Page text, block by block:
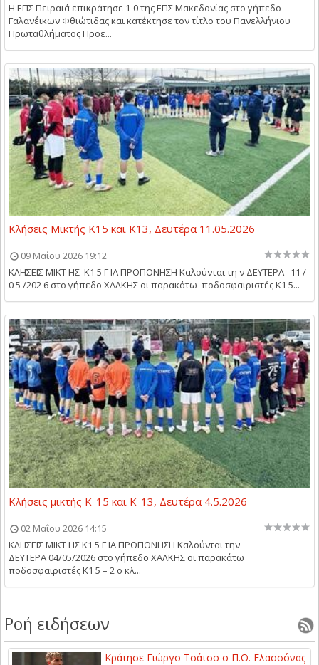
Η ΕΠΣ Πειραιά επικράτησε 1-0 της ΕΠΣ Μακεδονίας στο γήπεδο
Γαλανέικων Φθιώτιδας και κατέκτησε τον τίτλο του Πανελλήνιου
Πρωταθλήματος Προε...
Κλήσεις Μικτής Κ15 και Κ13, Δευτέρα 11.05.2026
09 Μαΐου 2026 19:12
ΚΛΗΣΕΙΣ ΜΙΚΤ ΗΣ Κ1 5 Γ ΙΑ ΠΡΟΠΟΝΗΣΗ Καλούνται τη ν ΔΕΥΤΕΡΑ 11 /
0 5 /202 6 στο γήπεδο ΧΑΛΚΗΣ οι παρακάτω ποδοσφαιριστές Κ1 5...
Κλήσεις μικτής Κ-15 και Κ-13, Δευτέρα 4.5.2026
02 Μαΐου 2026 14:15
ΚΛΗΣΕΙΣ ΜΙΚΤ ΗΣ Κ1 5 Γ ΙΑ ΠΡΟΠΟΝΗΣΗ Kαλούνται την
ΔΕΥΤΕΡΑ 04/05/2026 στο γήπεδο ΧΑΛΚΗΣ οι παρακάτω
ποδοσφαιριστές Κ1 5 – 2 ο κλ...
Ροή ειδήσεων
Κράτησε Γιώργο Τσάτσο ο Π.Ο. Ελασσόνας